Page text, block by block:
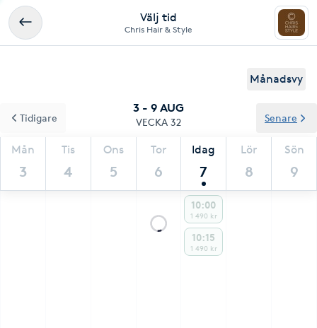
Välj tid
Chris Hair & Style
Månadsvy
3 - 9 AUG
VECKA 32
Mån
3
Tis
4
Ons
5
Tor
6
Idag
7
Lör
8
Sön
9
Tidigare Senare
10:00
1 490 kr
10:15
1 490 kr